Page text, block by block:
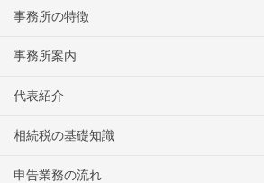
事務所の特徴
事務所案内
代表紹介
相続税の基礎知識
申告業務の流れ